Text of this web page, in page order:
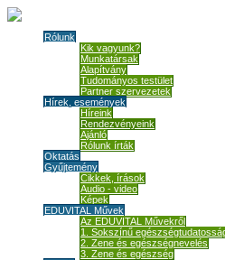
Rólunk
Kik vagyunk?
Munkatársak
Alapítvány
Tudományos testület
Partner szervezetek
Hírek, események
Híreink
Rendezvényeink
Ajánló
Rólunk írták
Oktatás
Gyűjtemény
Cikkek, írások
Audio - video
Képek
EDUVITAL Művek
Az EDUVITAL Művekről
1. Sokszínű
2. Zene és egészségnevelés
3. Zene és egészség